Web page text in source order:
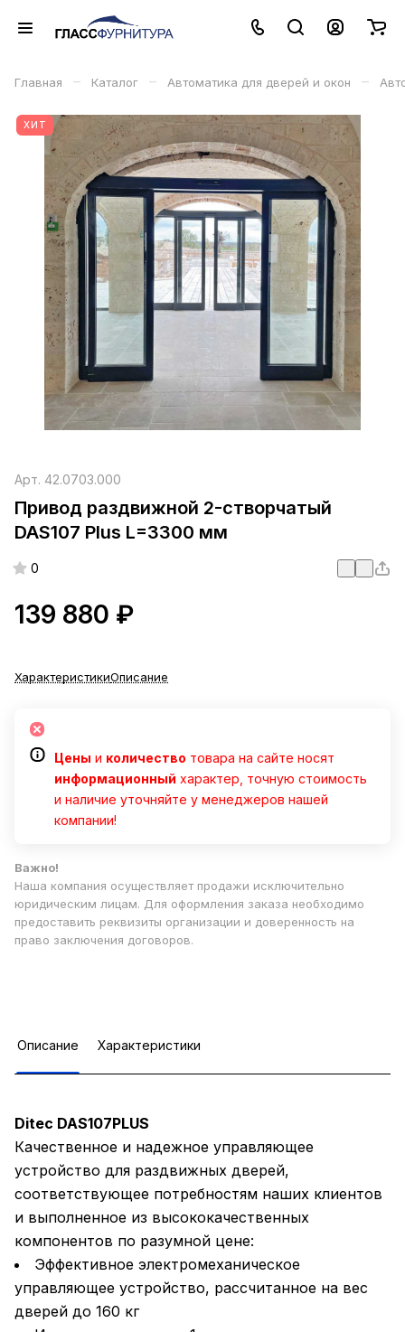
Главная – Каталог – Автоматика для дверей и окон –
ХИТ
Арт. 42.0703.000
Привод раздвижной 2-створчатый
DAS107 Plus L=3300 мм
0
139 880 ₽
ХарактеристикиОписание
Цены и количество товара на сайте носят
информационный характер, точную стоимость
и наличие уточняйте у менеджеров нашей
компании!
Важно!
Наша компания осуществляет продажи исключительно
юридическим лицам. Для оформления заказа необходимо
предоставить реквизиты организации и доверенность на
право заключения договоров.
Описание Характеристики
Ditec DAS107PLUS
Качественное и надежное управляющее
устройство для раздвижных дверей,
соответствующее потребностям наших клиентов
и выполненное из высококачественных
компонентов по разумной цене:
Эффективное электромеханическое
управляющее устройство, рассчитанное на вес
дверей до 160 кг